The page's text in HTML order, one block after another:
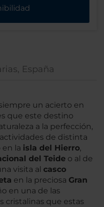
España
un acierto en
que este destino
a la perfección,
de distinta
la isla del Hierro,
del Teide o al de
visita al casco
en la preciosa Gran
en una de las
cristalinas que estas